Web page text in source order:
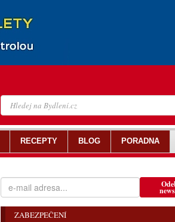
ZABEZPEČENÍ
RECEPTY BLOG PORADNA